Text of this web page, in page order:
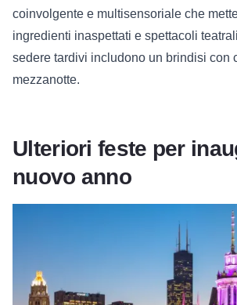
coinvolgente e multisensoriale che
ingredienti inaspettati e spettacoli
sedere tardivi includono un brindisi con
mezzanotte.
Ulteriori feste per
nuovo anno